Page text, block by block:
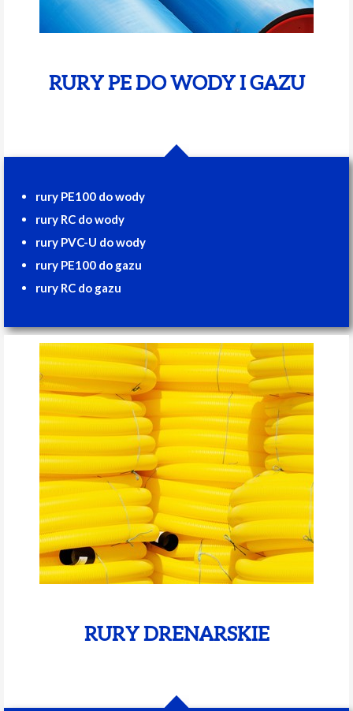
RURY PE DO WODY I GAZU
rury PE100 do wody
rury RC do wody
rury PVC-U do wody
rury PE100 do gazu
rury RC do gazu
RURY DRENARSKIE